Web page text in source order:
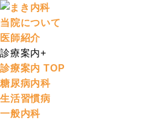
当院について
医師紹介
診療案内+
診療案内 TOP
糖尿病内科
生活習慣病
一般内科